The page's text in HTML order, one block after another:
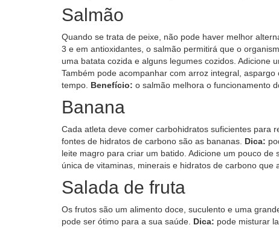
Salmão
Quando se trata de peixe, não pode haver melhor
3 e em antioxidantes, o salmão permitirá que o
uma batata cozida e alguns legumes cozidos. Adicione
Também pode acompanhar com arroz integral,
tempo. Benefício: o salmão melhora o funcionamento
Banana
Cada atleta deve comer carbohidratos suficientes para
fontes de hidratos de carbono são as bananas. Dica:
leite magro para criar um batido. Adicione um pouco de
única de vitaminas, minerais e hidratos de carbono que
Salada de fruta
Os frutos são um alimento doce, suculento e uma
pode ser ótimo para a sua saúde. Dica: pode misturar